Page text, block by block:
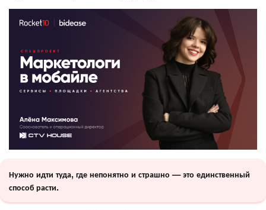
Нужно идти туда, где непонятно и страшно — это единственный
способ расти.